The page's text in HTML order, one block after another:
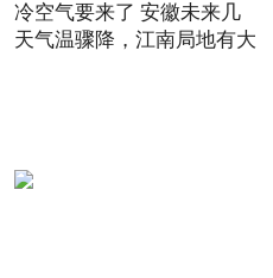
冷空气要来了 安徽未来几
天气温骤降，江南局地有大